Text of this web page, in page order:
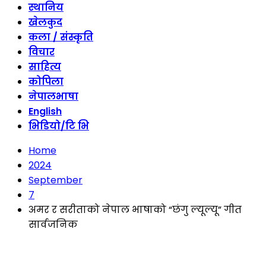
स्थानिय
खेलकुद
कला / संस्कृति
विचार
साहित्य
कोपिला
नेपालभाषा
English
भिडियो/टि भि
Home
2024
September
7
अमर र सरीताको नेपाल भाषाको “छंगु ल्यूल्यू” गीत
सार्वजनिक